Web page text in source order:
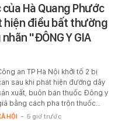
Hà Quang Phước
hiện điều bất thường
"ĐÔNG Y GIA
an TP Hà Nội khởi tố 2 bị
sau khi phát hiện đường dây
xuất, buôn bán thuốc Đông y
bằng cách pha trộn thuốc…
HỘI - 5 giờ trước